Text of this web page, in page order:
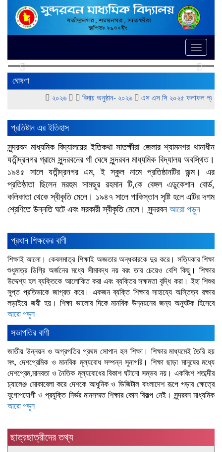
Toggle
Previous Next
ঘোষণা
২০২৬ বিদায় অনুষ্ঠান- ২০২৬ এস এস সি ২০২৫ ফলাফল প্রকাশিত
প্রতিষ্টান এর ইতিহাস
সুন্দরবন মাধ্যমিক বিদ্যালয়ের ইতিকথা সাতক্ষীরা জেলার শ্যামনগর থানাধীন
যতীন্দ্রনগর গ্রামে সুন্দরবনের গাঁ ঘেষে সুন্দরবন মাধ্যমিক বিদ্যালয় অবস্থিত।
১৯৪৫ সালে যতীন্দ্রনগর এম, ই স্কুল নামে প্রতিষ্ঠানটির জন্ম। এর
প্রতিষ্ঠাতা ছিলেন মরহুম সামছুর রহমান টি,কে বেঙ্গল এডুকেশান বাের্ড,
কলিকাতা থেকে স্বীকৃতি মেলে। ১৯৪৭ সালে পাকিস্তান সৃষ্টি হলে এটির দশম
শ্রেণিতে উন্নতি ঘটে এবং সরকারী স্বীকৃতি মেলে। সুন্দরবন আরো পড়ুন
প্রধান শিক্ষকের বাণী
শিক্ষাই আলো। কেবলমাত্র শিক্ষাই অজ্ঞতার অন্ধকারকে দুর করে। সত্যিকার শিক্ষা
শুধুমাত্র ডিগ্রি অর্জনের মধ্যে সীমাবদ্ধ নয় বরং তার চেয়েও বেশি কিছু। শিক্ষার
উদ্দেশ্য হল ব্যক্তিকে আলোকিত করা এবং ব্যক্তির সক্ষমতা বৃদ্ধি করা। ইহা শিশুর
সুপ্ত প্রতিভাকে জাগ্রত করে। একজন ব্যক্তি শিক্ষার সাহায্যে অস্তিত্ব রক্ষার
লড়াইয়ে জয়ী হয়। শিক্ষা ভালোর দিকে মানবিক উন্নয়নের জন্য অনুঘটক হিসেবে
আরো পড়ুন
সভাপতির বাণী
জাতীয় উন্নয়ন ও অগ্রগতির প্রথম সোপান হল শিক্ষা। শিক্ষার মাধ্যমেই তৈরি হয়
সৎ, দেশপ্রেমিক ও মানবিক মূল্যবোধ সম্পন্ন সুনাগরি। শিক্ষা ছাড়া মানুষের মধ্যে
দেশপ্রেম,মানবতা ও নৈতিক মূল্যবোধের বিকাশ ঘটানো সম্ভব নয়। একবিংশ শতাব্দীর
চ্যালেঞ্জ মোকাবেলা করে দেশকে আধুনিক ও ডিজিটাল বাংলাদেশ রূপে গড়ার ক্ষেত্রে
যুগোপযোগী ও প্রযুক্তি নির্ভর মানসম্মত শিক্ষার কোন বিকল্প নেই। সুন্দরবন মাধ্যমিক
আরো পড়ুন
ছাত্রছাত্রীদের তথ্য